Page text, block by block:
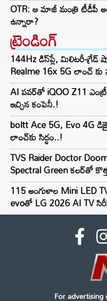
OTR: ఆ మాజీ మంత్రి టీడీపీ
ఉన్నారా?
ట్రెండింగ్‌
144Hz డిస్‌ప్లే, మిలిటరీ-గ్రేడ్
Realme 16x 5G లాంచ్ కు
AI పవర్‌తో iQOO Z11
ఇచ్చిన కంపెనీ.!
boltt Ace 5G, Evo 4G
లాంచ్‌కు సిద్ధం..!
TVS Raider Doctor
Spectral Green కలర్‌తో
115 అంగుళాల Mini LED
evoతో LG 2026 AI TV
For